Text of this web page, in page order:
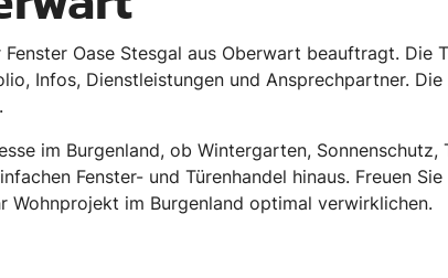
Oase Stesgal aus Oberwart beauftragt. Die
Infos, Dienstleistungen und Ansprechpartner.
im Burgenland, ob Wintergarten,
Fenster- und Türenhandel hinaus. Freuen
Wohnprojekt im Burgenland optimal verwirklichen.